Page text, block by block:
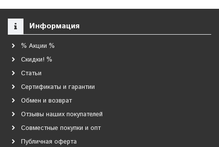
Информация
% Акции %
Скидки! %
Статьи
Сертификаты и гарантии
Обмен и возврат
Отзывы наших покупателей
Совместные покупки и опт
Публичная оферта